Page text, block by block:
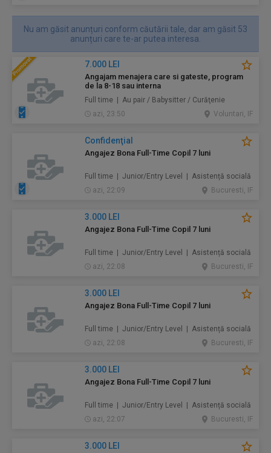
Nu am găsit anunțuri conform căutării tale, dar am găsit 53
anunțuri care te-ar putea interesa.
7.000 LEI
Angajam menajera care si gateste, program
de la 8-18 sau interna
Full time | Au pair / Babysitter / Curăţenie
azi, 23:50
Voluntari, IF
Confidenţial
Angajez Bona Full-Time Copil 7 luni
Full time | Junior/Entry Level | Asistență socială
azi, 22:09
Bucuresti, IF
3.000 LEI
Angajez Bona Full-Time Copil 7 luni
Full time | Junior/Entry Level | Asistență socială
azi, 22:08
Bucuresti, IF
3.000 LEI
Angajez Bona Full-Time Copil 7 luni
Full time | Junior/Entry Level | Asistență socială
azi, 22:08
Bucuresti, IF
3.000 LEI
Angajez Bona Full-Time Copil 7 luni
Full time | Junior/Entry Level | Asistență socială
azi, 22:07
Bucuresti, IF
3.000 LEI